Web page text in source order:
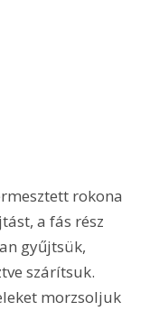
rokona
a fás rész
gyűjtsük,
szárítsuk.
morzsoljuk